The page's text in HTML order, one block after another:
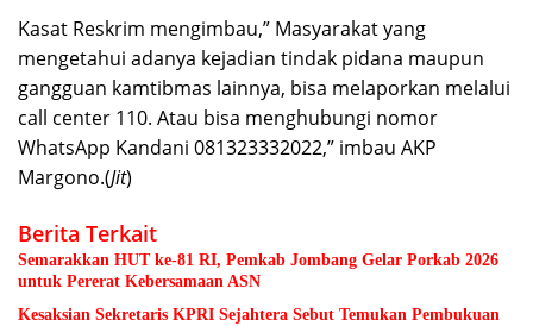
Kasat Reskrim mengimbau,” Masyarakat yang
mengetahui adanya kejadian tindak pidana maupun
gangguan kamtibmas lainnya, bisa melaporkan melalui
call center 110. Atau bisa menghubungi nomor
WhatsApp Kandani 081323332022,” imbau AKP
Margono.(Jit)
Berita Terkait
Semarakkan HUT ke-81 RI, Pemkab Jombang Gelar Porkab 2026
untuk Pererat Kebersamaan ASN
Kesaksian Sekretaris KPRI Sejahtera Sebut Temukan Pembukuan